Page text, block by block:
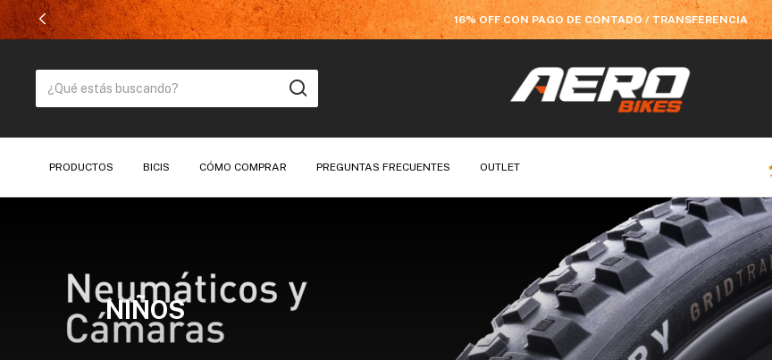
16% OFF CON PAGO DE CONTADO / TRANSFERENCIA
PRODUCTOS BICIS CÓMO COMPRAR PREGUNTAS FRECUENTES OUTLET
NIÑOS